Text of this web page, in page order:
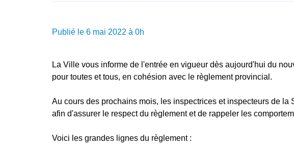
Publié le 6 mai 2022 à 0h
La Ville vous informe de l'entrée en vigueur dès aujourd'hui du
pour toutes et tous, en cohésion avec le règlement provincial.
Au cours des prochains mois, les inspectrices et inspecteurs de
afin d'assurer le respect du règlement et de rappeler les
Voici les grandes lignes du règlement :